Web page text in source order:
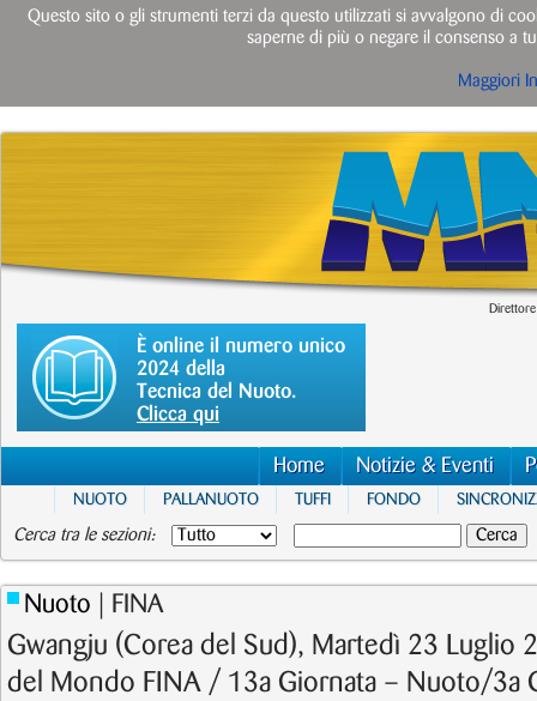
È online il numero unico
2024 della
Tecnica del Nuoto.
Clicca qui
Home Notizie & Eventi
NUOTO PALLANUOTO TUFFI FONDO
Cerca tra le sezioni:
Nuoto | FINA
Gwangju (Corea del Sud), Martedì 23 Luglio
del Mondo FINA / 13a Giornata – Nuoto/3a
Questo sito o gli strumenti terzi da questo utilizzati si avvalgono di
saperne di più o negare il consenso a
Maggiori